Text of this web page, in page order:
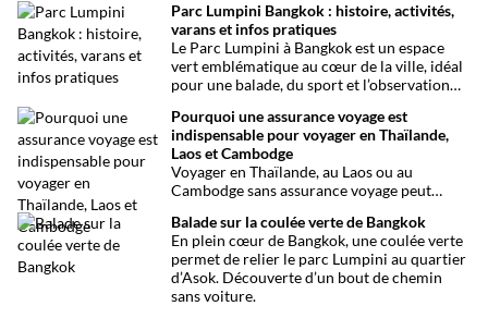
transports et bien plus encore pour rendre
votre séjour aussi facile que possible.
Parc Lumpini Bangkok : histoire, activités,
varans et infos pratiques
Le Parc Lumpini à Bangkok est un espace
vert emblématique au cœur de la ville, idéal
pour une balade, du sport et l’observation
Pourquoi une assurance voyage est
indispensable pour voyager en Thaïlande,
Laos et Cambodge
Voyager en Thaïlande, au Laos ou au
Cambodge sans assurance voyage peut
maladies ou perte de bagages sont des
imprévus fréquents en Asie du Sud-Est.
Découvrez pourquoi une assurance voyage
est essentielle pour garantir votre sécurité
et votre sérénité.
Balade sur la coulée verte de Bangkok
En plein cœur de Bangkok, une coulée verte
permet de relier le parc Lumpini au quartier
d’Asok. Découverte d’un bout de chemin
sans voiture.